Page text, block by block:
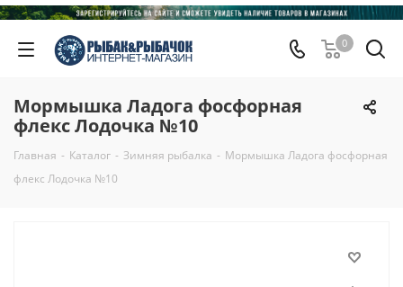
0
Мормышка Ладога фосфорная
флекс Лодочка №10
Главная - Каталог - Зимняя рыбалка - Мормышка Ладога фосфорная
флекс Лодочка №10